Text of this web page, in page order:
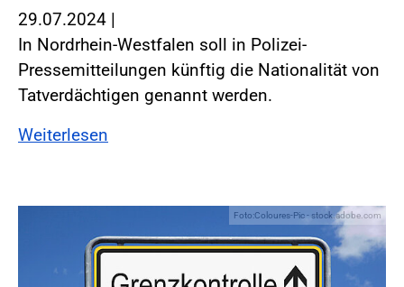
29.07.2024 |
In Nordrhein-Westfalen soll in Polizei-
Pressemitteilungen künftig die Nationalität von
Tatverdächtigen genannt werden.
Weiterlesen
Foto:Coloures-Pic - stock.adobe.com